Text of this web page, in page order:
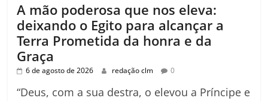
A mão poderosa que nos eleva:
deixando o Egito para alcançar a
Terra Prometida da honra e da
Graça
6 de agosto de 2026 redação clm 0
“Deus, com a sua destra, o elevou a Príncipe e